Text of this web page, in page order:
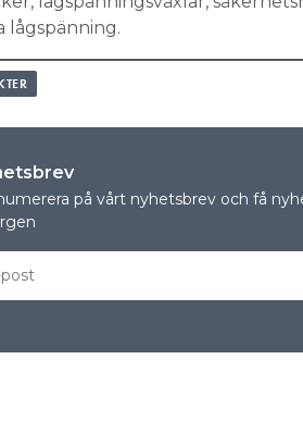
lågspänning.
på vårt nyhetsbrev och få